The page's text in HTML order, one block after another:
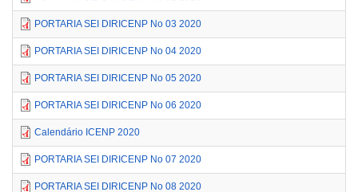
PORTARIA SEI DIRICENP No 03 2020
PORTARIA SEI DIRICENP No 04 2020
PORTARIA SEI DIRICENP No 05 2020
PORTARIA SEI DIRICENP No 06 2020
Calendário ICENP 2020
PORTARIA SEI DIRICENP No 07 2020
PORTARIA SEI DIRICENP No 08 2020